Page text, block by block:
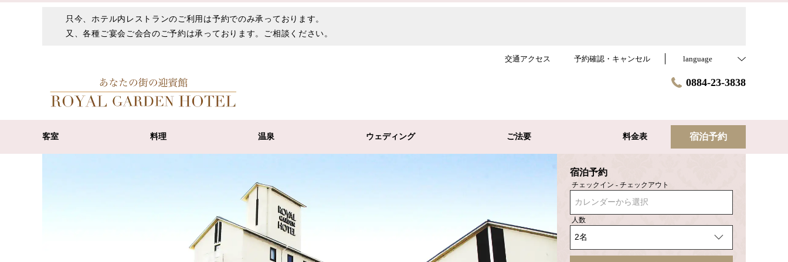
只今、ホテル内レストランのご利用は予約でのみ承っております。
又、各種ご宴会ご会合のご予約は承っております。ご相談ください。
交通アクセス 予約確認・キャンセル language
0884-23-3838
客室 料理 温泉 ウェディング ご法要 料金表 宿泊予約
宿泊予約
チェックイン - チェックアウト
カレンダーから選択
人数